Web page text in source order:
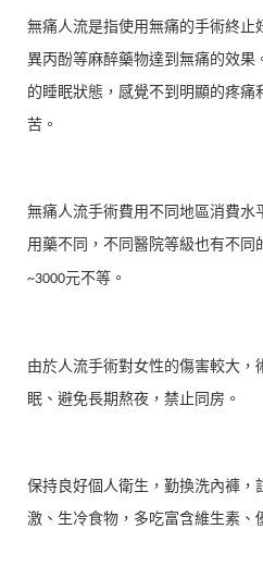
無痛人流是指使用無痛的手術終止
異丙酚等麻醉藥物達到無痛的效果
的睡眠狀態，感覺不到明顯的疼痛
苦。
無痛人流手術費用不同地區消費水
用藥不同，不同醫院等級也有不同
~3000元不等。
由於人流手術對女性的傷害較大
眠、避免長期熬夜，禁止同房。
保持良好個人衛生，勤換洗內褲，
激、生冷食物，多吃富含維生素、